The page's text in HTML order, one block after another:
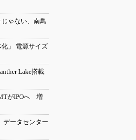
ゃない、南鳥
」 電源サイズ
Lake搭載
がIPOへ 増
ータセンター